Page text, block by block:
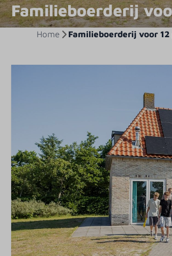
Familieboerderij
Home Familieboerderij voor 12